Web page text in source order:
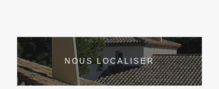
NOUS LOCALISER